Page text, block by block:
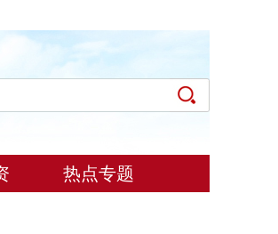
热点专题